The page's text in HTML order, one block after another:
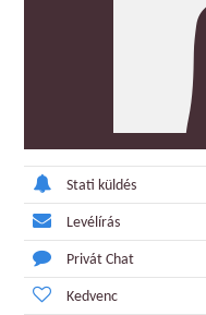
Stati küldés
Levélírás
Privát Chat
Kedvenc